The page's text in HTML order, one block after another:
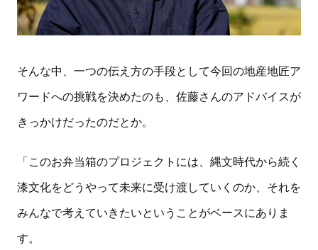
そんな中、一つの伝え方の手段として今回の地産地匠ア
ワードへの挑戦を決めたのも、佐藤さんのアドバイスが
きっかけだったのだとか。
「このお弁当箱のプロジェクトには、縄文時代から続く
漆文化をどうやって未来に受け渡していくのか、それを
みんなで考えていきたいということがベースにありま
す。